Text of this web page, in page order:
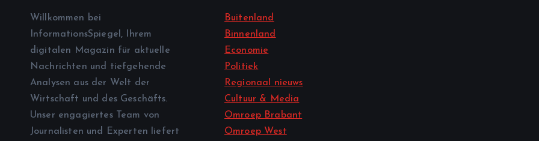
Willkommen bei
InformationsSpiegel, Ihrem
digitalen Magazin für aktuelle
Nachrichten und tiefgehende
Analysen aus der Welt der
Wirtschaft und des Geschäfts.
Unser engagiertes Team von
Journalisten und Experten liefert
Buitenland
Binnenland
Economie
Politiek
Regionaal nieuws
Cultuur & Media
Omroep Brabant
Omroep West